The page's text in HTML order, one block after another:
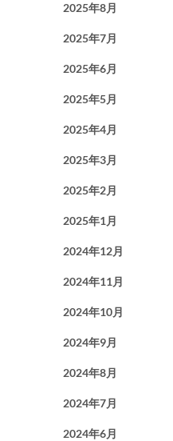
2025年8月
2025年7月
2025年6月
2025年5月
2025年4月
2025年3月
2025年2月
2025年1月
2024年12月
2024年11月
2024年10月
2024年9月
2024年8月
2024年7月
2024年6月